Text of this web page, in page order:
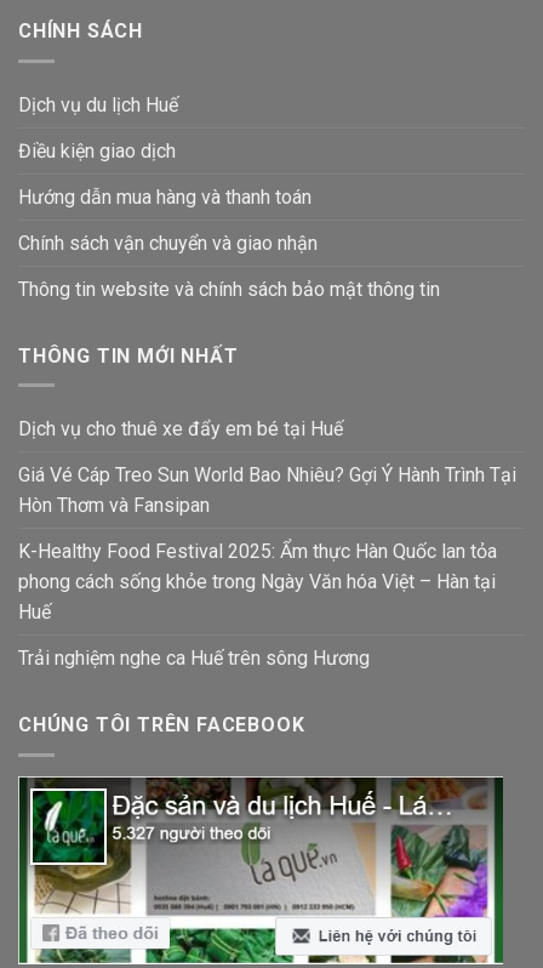
CHÍNH SÁCH
Dịch vụ du lịch Huế
Điều kiện giao dịch
Hướng dẫn mua hàng và thanh toán
Chính sách vận chuyển và giao nhận
Thông tin website và chính sách bảo mật thông tin
THÔNG TIN MỚI NHẤT
Dịch vụ cho thuê xe đẩy em bé tại Huế
Giá Vé Cáp Treo Sun World Bao Nhiêu? Gợi Ý Hành Trình Tại
Hòn Thơm và Fansipan
K-Healthy Food Festival 2025: Ẩm thực Hàn Quốc lan tỏa
phong cách sống khỏe trong Ngày Văn hóa Việt – Hàn tại
Huế
Trải nghiệm nghe ca Huế trên sông Hương
CHÚNG TÔI TRÊN FACEBOOK